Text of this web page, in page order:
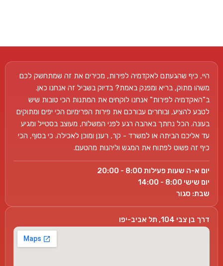
היי, כיף שהגעתם לאקדמיה לפירות, מכירים את זה שמתחשק לכם
משהו מתוק, בריא ומפנק באמת? בדיוק בשביל זה אנחנו כאן.
ב"האקדמיה לפירות" אנחנו לוקחים את המתנות הכי טובות שיש
לטבע להציע, ובוחרים עבורכם את פירות הפרימיום הכי יפים ומתוקים
בעונה. הכל נחתך באהבה רגע לפני המשלוח, מעוצב בסטייל ומגיע
עד אליכם הביתה או למשרד - קר, רענן ומוכן לאכילה. כי בסוף, הכי
כיף זה פשוט לפתוח את המגש וליהנות מהטעם.
יום א-ה שעות פעילות 8:00 - 20:00
יום שישי 8:00 - 14:00
שבת: סגור
דרך בן צבי 104, תל אביב-יפו